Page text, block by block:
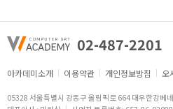
02-487-2201
아카데미소개 이용약관 개인정보방침 오
05328 서울특별시 강동구 올림픽로 664 대우한강베